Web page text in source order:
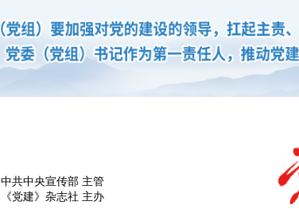
中共中央宣传部 主管
《党建》杂志社 主办